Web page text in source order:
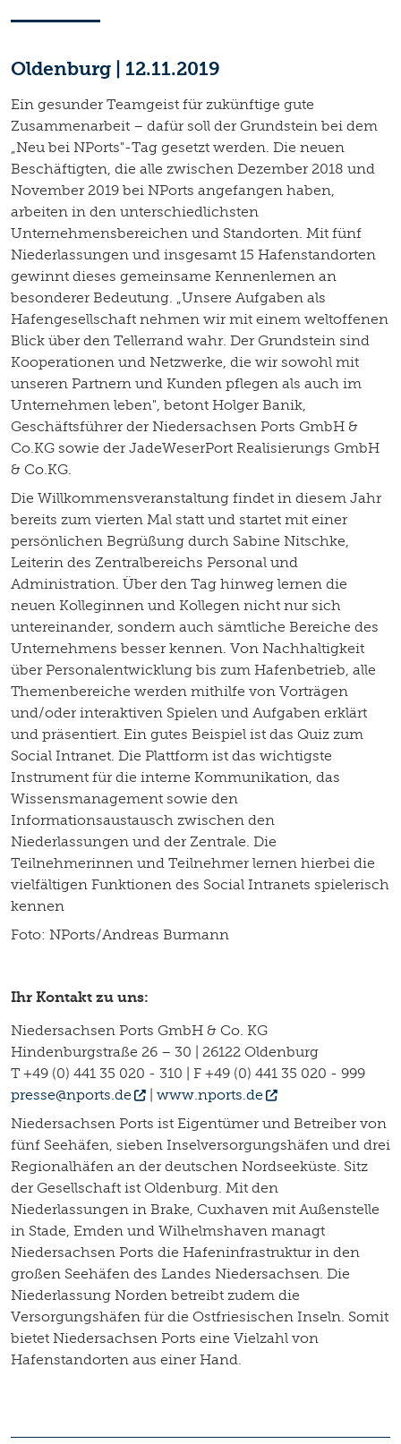
Oldenburg | 12.11.2019
Ein gesunder Teamgeist für zukünftige gute
Zusammenarbeit – dafür soll der Grundstein bei dem
„Neu bei NPorts"-Tag gesetzt werden. Die neuen
Beschäftigten, die alle zwischen Dezember 2018 und
November 2019 bei NPorts angefangen haben,
arbeiten in den unterschiedlichsten
Unternehmensbereichen und Standorten. Mit fünf
Niederlassungen und insgesamt 15 Hafenstandorten
gewinnt dieses gemeinsame Kennenlernen an
besonderer Bedeutung. „Unsere Aufgaben als
Hafengesellschaft nehmen wir mit einem weltoffenen
Blick über den Tellerrand wahr. Der Grundstein sind
Kooperationen und Netzwerke, die wir sowohl mit
unseren Partnern und Kunden pflegen als auch im
Unternehmen leben", betont Holger Banik,
Geschäftsführer der Niedersachsen Ports GmbH &
Co.KG sowie der JadeWeserPort Realisierungs GmbH
& Co.KG.
Die Willkommensveranstaltung findet in diesem Jahr
bereits zum vierten Mal statt und startet mit einer
persönlichen Begrüßung durch Sabine Nitschke,
Leiterin des Zentralbereichs Personal und
Administration. Über den Tag hinweg lernen die
neuen Kolleginnen und Kollegen nicht nur sich
untereinander, sondern auch sämtliche Bereiche des
Unternehmens besser kennen. Von Nachhaltigkeit
über Personalentwicklung bis zum Hafenbetrieb, alle
Themenbereiche werden mithilfe von Vorträgen
und/oder interaktiven Spielen und Aufgaben erklärt
und präsentiert. Ein gutes Beispiel ist das Quiz zum
Social Intranet. Die Plattform ist das wichtigste
Instrument für die interne Kommunikation, das
Wissensmanagement sowie den
Informationsaustausch zwischen den
Niederlassungen und der Zentrale. Die
Teilnehmerinnen und Teilnehmer lernen hierbei die
vielfältigen Funktionen des Social Intranets spielerisch
kennen
Foto: NPorts/Andreas Burmann
Ihr Kontakt zu uns:
Niedersachsen Ports GmbH & Co. KG
Hindenburgstraße 26 – 30 | 26122 Oldenburg
T +49 (0) 441 35 020 - 310 | F +49 (0) 441 35 020 - 999
presse@nports.de
| www.nports.de
Niedersachsen Ports ist Eigentümer und Betreiber von
fünf Seehäfen, sieben Inselversorgungshäfen und drei
Regionalhäfen an der deutschen Nordseeküste. Sitz
der Gesellschaft ist Oldenburg. Mit den
Niederlassungen in Brake, Cuxhaven mit Außenstelle
in Stade, Emden und Wilhelmshaven managt
Niedersachsen Ports die Hafeninfrastruktur in den
großen Seehäfen des Landes Niedersachsen. Die
Niederlassung Norden betreibt zudem die
Versorgungshäfen für die Ostfriesischen Inseln. Somit
bietet Niedersachsen Ports eine Vielzahl von
Hafenstandorten aus einer Hand.